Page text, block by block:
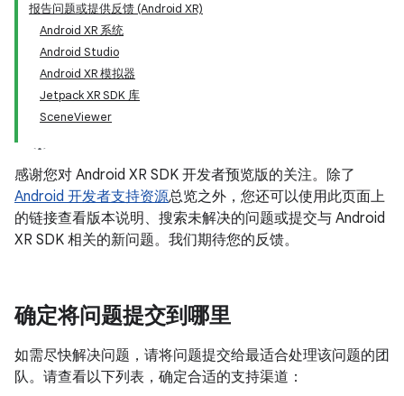
报告问题或提供反馈 (Android XR)
Android XR 系统
Android Studio
Android XR 模拟器
Jetpack XR SDK 库
SceneViewer
感谢您对 Android XR SDK 开发者预览版的关注。除了
Android 开发者支持资源总览之外，您还可以使用此页面上
的链接查看版本说明、搜索未解决的问题或提交与 Android
XR SDK 相关的新问题。我们期待您的反馈。
确定将问题提交到哪里
如需尽快解决问题，请将问题提交给最适合处理该问题的团
队。请查看以下列表，确定合适的支持渠道：